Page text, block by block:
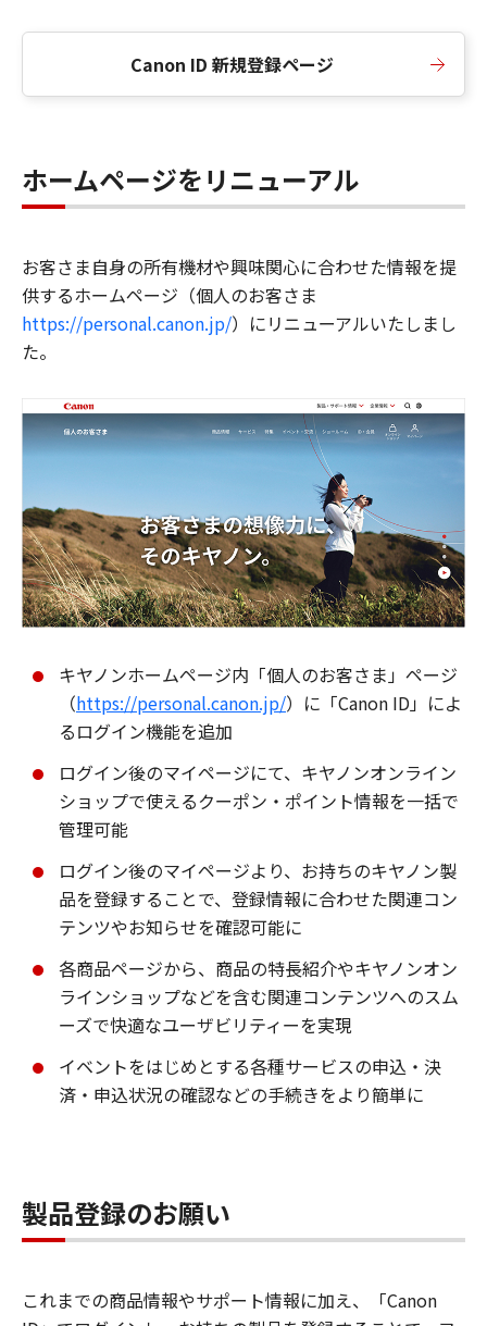
Canon ID 新規登録ページ
ホームページをリニューアル
お客さま自身の所有機材や興味関心に合わせた情報を提
供するホームページ（個人のお客さま
https://personal.canon.jp/）にリニューアルいたしまし
た。
キヤノンホームページ内「個人のお客さま」ページ
（https://personal.canon.jp/）に「Canon ID」によ
るログイン機能を追加
ログイン後のマイページにて、キヤノンオンライン
ショップで使えるクーポン・ポイント情報を一括で
管理可能
ログイン後のマイページより、お持ちのキヤノン製
品を登録することで、登録情報に合わせた関連コン
テンツやお知らせを確認可能に
各商品ページから、商品の特長紹介やキヤノンオン
ラインショップなどを含む関連コンテンツへのスム
ーズで快適なユーザビリティーを実現
イベントをはじめとする各種サービスの申込・決
済・申込状況の確認などの手続きをより簡単に
製品登録のお願い
これまでの商品情報やサポート情報に加え、「Canon